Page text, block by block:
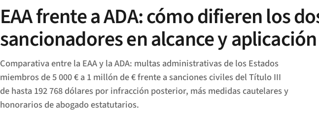
EAA frente a ADA: cómo difieren los
sancionadores en alcance y aplicación
Comparativa entre la EAA y la ADA: multas administrativas de los Estados
miembros de 5 000 € a 1 millón de € frente a sanciones civiles del Título III
de hasta 192 768 dólares por infracción posterior, más medidas cautelares y
honorarios de abogado estatutarios.